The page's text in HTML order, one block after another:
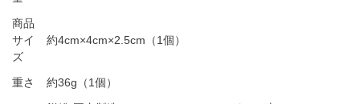
商品
サイ
ズ
約4cm×4cm×2.5cm（1個）
重さ 約36g（1個）